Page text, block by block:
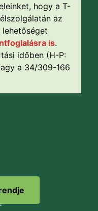
hogy a T-
az
is.
időben (H-P:
a 34/309-166